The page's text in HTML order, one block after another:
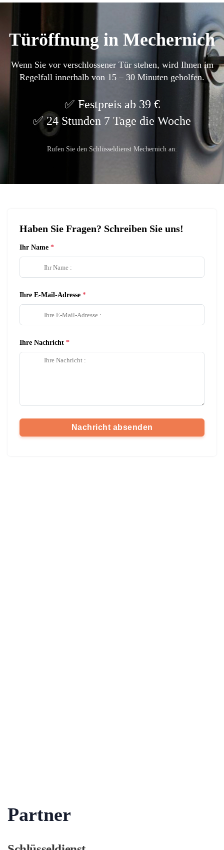
Türöffnung in Mechernich
Wenn Sie vor verschlossener Tür stehen, wird Ihnen im
Regelfall innerhalb von 15 – 30 Minuten geholfen.
Festpreis ab 39 €
24 Stunden 7 Tage die Woche
Rufen Sie den Schlüsseldienst Mechernich an:
Haben Sie Fragen? Schreiben Sie uns!
Ihr Name
Ihre E-Mail-Adresse
Ihre Nachricht
Nachricht absenden
Partner